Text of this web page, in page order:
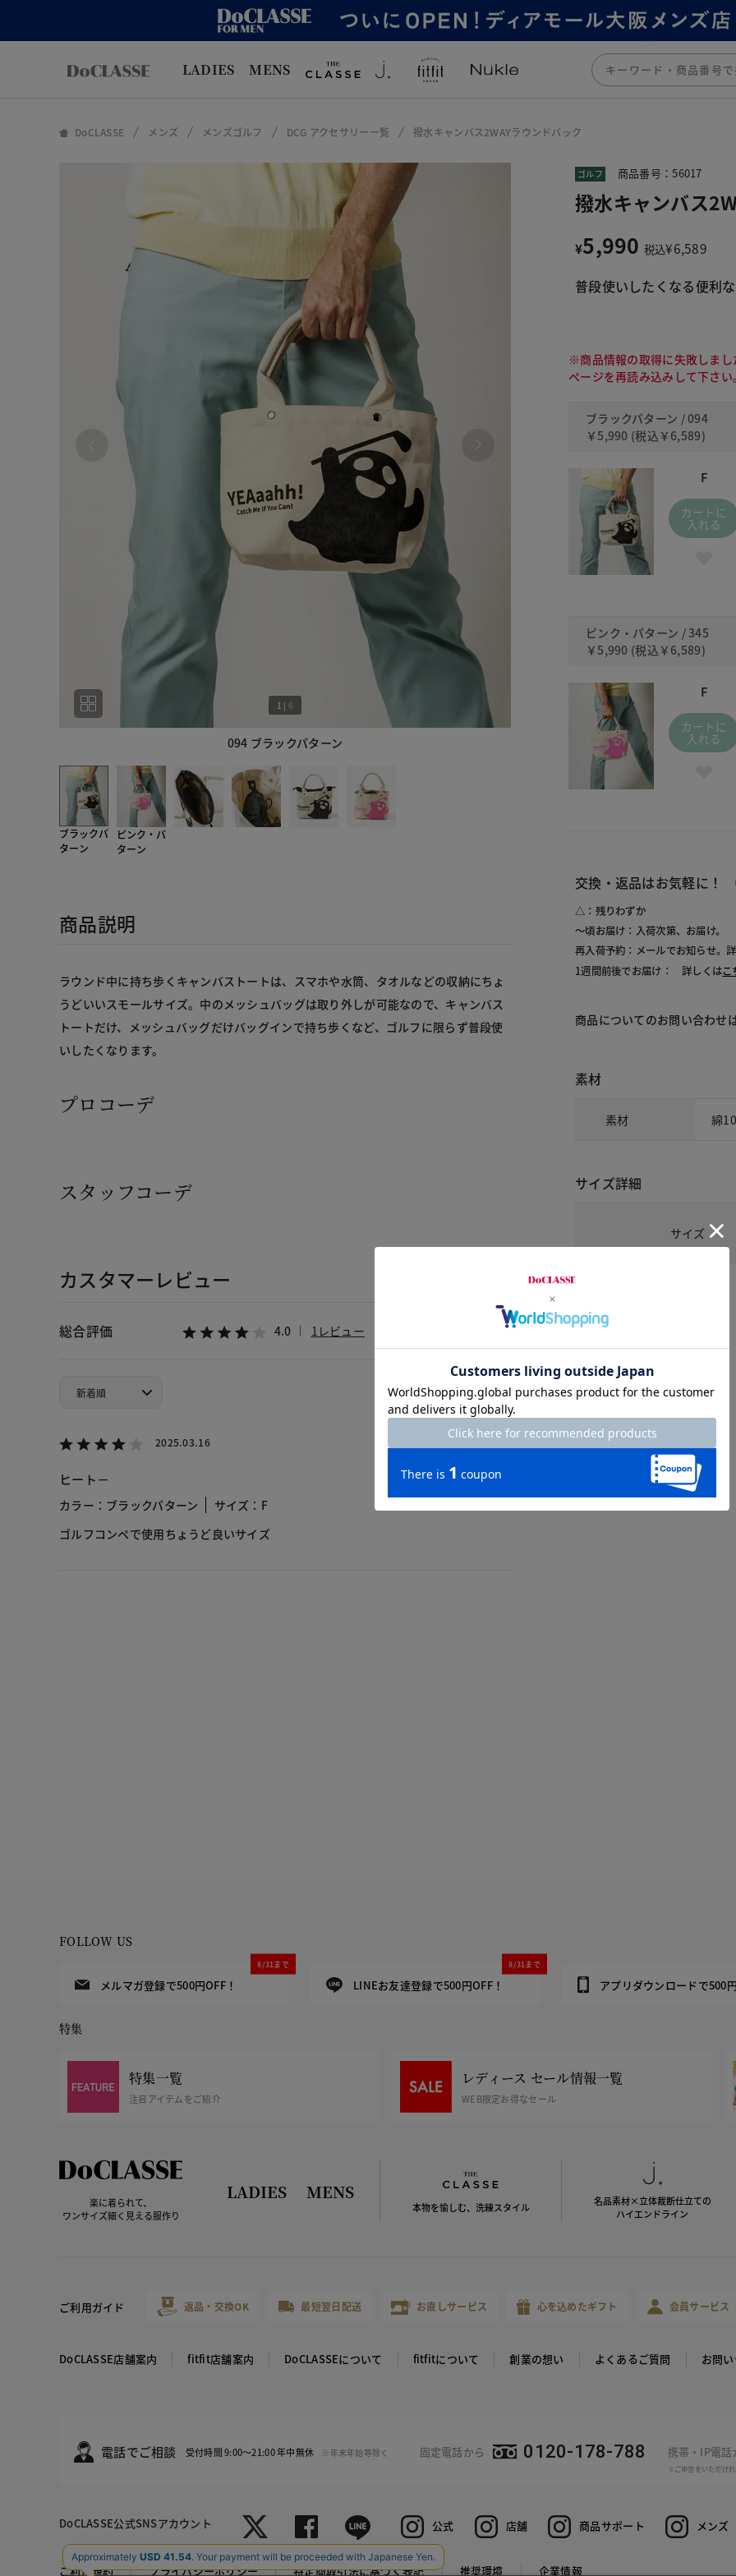
LADIES MENS
DoCLASSE メンズ メンズゴルフ DCG アクセサリー一覧 撥水キャンバス2WAYラウンドバック
094 ブラックパターン 345 ピン
1 | 6
ブラックパ
ターン
ピンク・パ
ターン
ブラックパ
商品説明
ラウンド中に持ち歩くキャンバストートは、スマホや水筒、タオルなどの収納にちょ
うどいいスモールサイズ。中のメッシュバッグは取り外しが可能なので、キャンバス
トートだけ、メッシュバッグだけバッグインで持ち歩くなど、ゴルフに限らず普段使
いしたくなります。
プロコーデ
スタッフコーデ
カスタマーレビュー
総合評価 4.0 1レビュー
2025.03.16
ヒート－
カラー：ブラックパターン
サイズ：F
ゴルフコンペで使用ちょうど良いサイズ
ゴルフ 商品番号：56017
撥水キャンバス
¥5,990 税込¥6,589
普段使いしたくなる便利
※商品情報の取得に失敗しまし
ページを再読み込みして下さい。
ブラックパターン / 094
￥5,990 (税込 ￥6,589)
F
カートに
入れる
ピンク・パターン / 345
￥5,990 (税込 ￥6,589)
F
カートに
入れる
交換・返品はお気軽に！
△：残りわずか
～頃お届け：入荷次第、お届け。
再入荷予約：メールでお知らせ。
1週間前後でお届け： 詳しくはこ
商品についてのお問い合わせ
素材
素材 綿
サイズ詳細
サイズ
FOLLOW US
メルマガ登録で500円OFF！
8/31まで
LINEお友達登録で500円OFF！
8/31まで
アプリダウンロードで500
特集
特集一覧
注目アイテムをご紹介
レディース セール情報一覧
WEB限定お得なセール
楽に着られて、
ワンサイズ細く見える服作り
LADIES MENS
本物を愉しむ、洗練スタイル
名品素材×立体裁断仕立ての
ハイエンドライン
ご利用ガイド 返品・交換OK 最短翌日配送 お直しサービス 心を込めたギフト 会員サービス
DoCLASSE店舗案内 fitfit店舗案内 DoCLASSEについて fitfitについて 創業の想い よくあるご質問 お問
電話でご相談 受付時間 9:00～21:00 年中無休 ※年末年始等除く 固定電話から 0120-178-788 携帯・IP電話
※ご申告をいただけ
DoCLASSE公式SNSアカウント 公式 店舗 商品サポート メンズ
ご利用規約 プライバシーポリシー 特定商取引法に基づく表記 推奨環境 企業情報